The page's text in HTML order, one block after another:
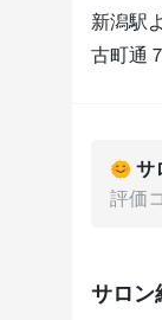
新潟駅
古町通
サ
評価
サロン